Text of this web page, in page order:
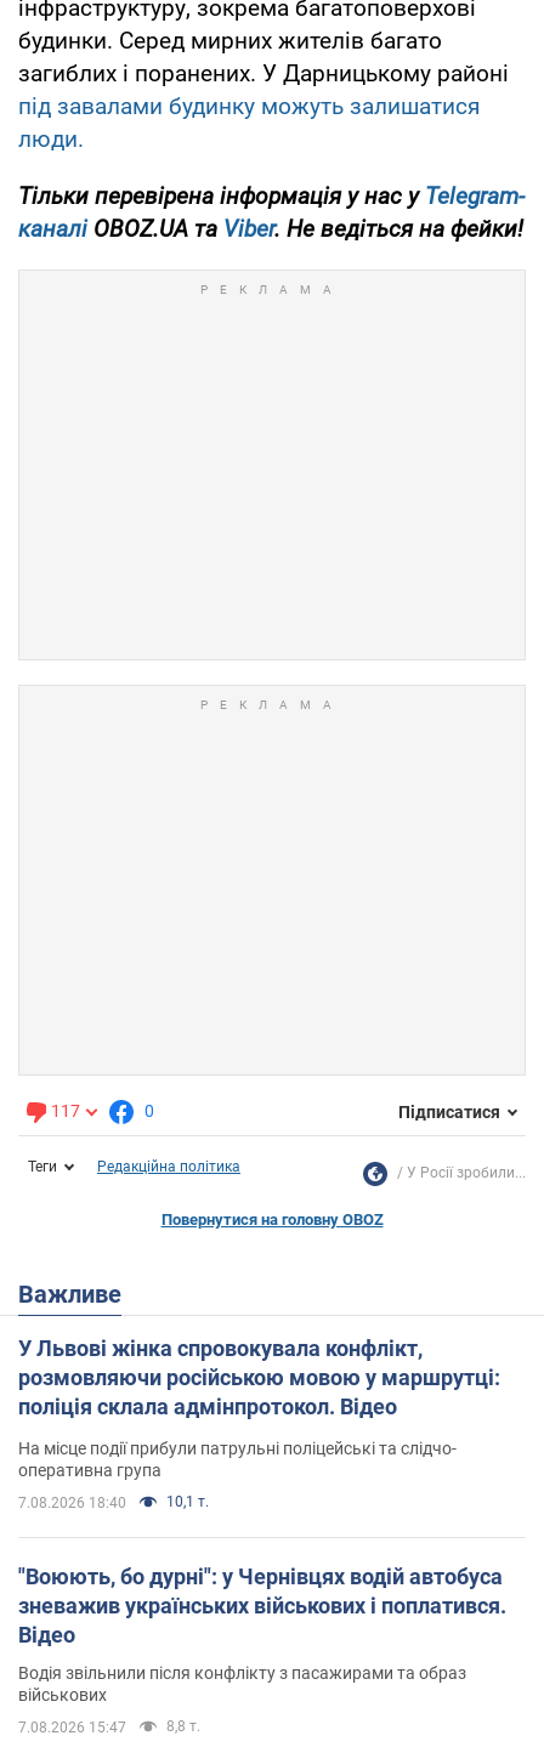
інфраструктуру, зокрема багатоповерхові
будинки. Серед мирних жителів багато
загиблих і поранених. У Дарницькому районі
під завалами будинку можуть залишатися
люди.
Тільки перевірена інформація у нас уTelegram-
каналіOBOZ.UA та Viber. Не ведіться на фейки!
117 0 Підписатися
Теги Редакційна політика У Росії зробили...
Повернутися на головну OBOZ
Важливе
У Львові жінка спровокувала конфлікт,
розмовляючи російською мовою у маршрутці:
поліція склала адмінпротокол. Відео
На місце події прибули патрульні поліцейські та слідчо-
оперативна група
7.08.2026 18:40 10,1 т.
"Воюють, бо дурні": у Чернівцях водій автобуса
зневажив українських військових і поплатився.
Відео
Водія звільнили після конфлікту з пасажирами та образ
військових
7.08.2026 15:47 8,8 т.